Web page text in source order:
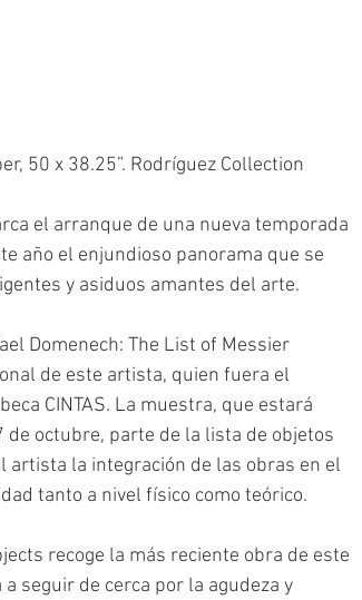
50 x 38.25”. Rodríguez Collection
el arranque de una nueva temporada
año el enjundioso panorama que se
y asiduos amantes del arte.
Domenech: The List of Messier
de este artista, quien fuera el
CINTAS. La muestra, que estará
octubre, parte de la lista de objetos
artista la integración de las obras en el
tanto a nivel físico como teórico.
recoge la más reciente obra de este
seguir de cerca por la agudeza y